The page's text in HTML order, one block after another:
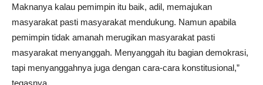
Maknanya kalau pemimpin itu baik, adil, memajukan
masyarakat pasti masyarakat mendukung. Namun apabila
pemimpin tidak amanah merugikan masyarakat pasti
masyarakat menyanggah. Menyanggah itu bagian demokrasi,
tapi menyanggahnya juga dengan cara-cara konstitusional,”